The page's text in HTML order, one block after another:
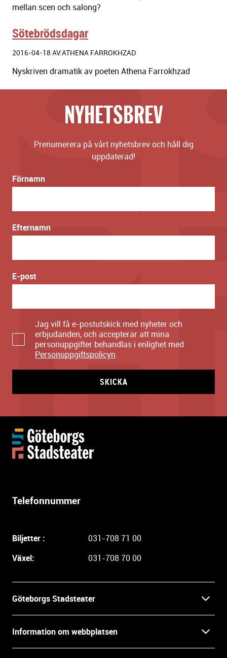
mellan scen och salong?
Sötebrödsdagar
2016-04-18 AV:ATHENA FARROKHZAD
Nyskriven dramatik av poeten Athena Farrokhzad
NYHETSBREV
Prenumerera på vårt nyhetsbrev och håll dig
uppdaterad!
Förnamn
Efternamn
E-post
Jag vill få e-postutskick med nyheter och
erbjudanden, och accepterar att mina
personuppgifter behandlas i enlighet med
Personuppgiftspolicyn.
SKICKA
Telefonnummer
Biljetter :
031-708 71 00
Växel:
031-708 70 00
Göteborgs Stadsteater
Press
Information om webbplatsen